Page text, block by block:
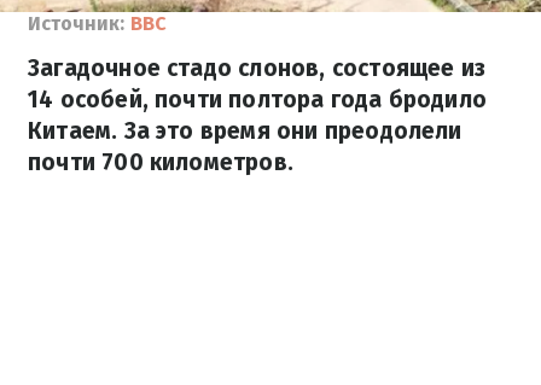
Источник: BBC
Загадочное стадо слонов, состоящее из
14 особей, почти полтора года бродило
Китаем. За это время они преодолели
почти 700 километров.